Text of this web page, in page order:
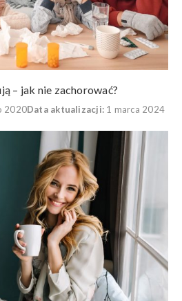
– jak nie zachorować?
2020Data aktualizacji: 1 marca 2024